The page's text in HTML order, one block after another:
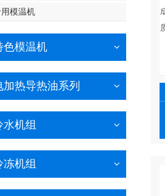
模温机
色模温机
加热导热油系列
水机组
冻机组
着决定性的作用。注塑成型模温机的作
注塑···